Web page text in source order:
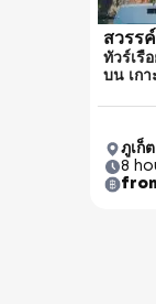
สวรร
ทัวร์เรื
บน เก
ภูเก็ต
8